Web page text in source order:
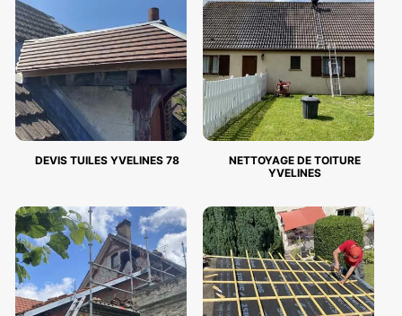
DEVIS TUILES YVELINES 78
NETTOYAGE DE TOITURE
YVELINES